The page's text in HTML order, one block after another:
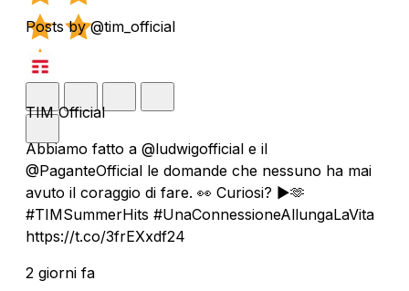
Posts by @tim_official
TIM Official
Abbiamo fatto a @ludwigofficial e il
@PaganteOfficial le domande che nessuno ha mai
avuto il coraggio di fare. 👀 Curiosi? ▶️🫶
#TIMSummerHits #UnaConnessioneAllungaLaVita
https://t.co/3frEXxdf24
2 giorni fa